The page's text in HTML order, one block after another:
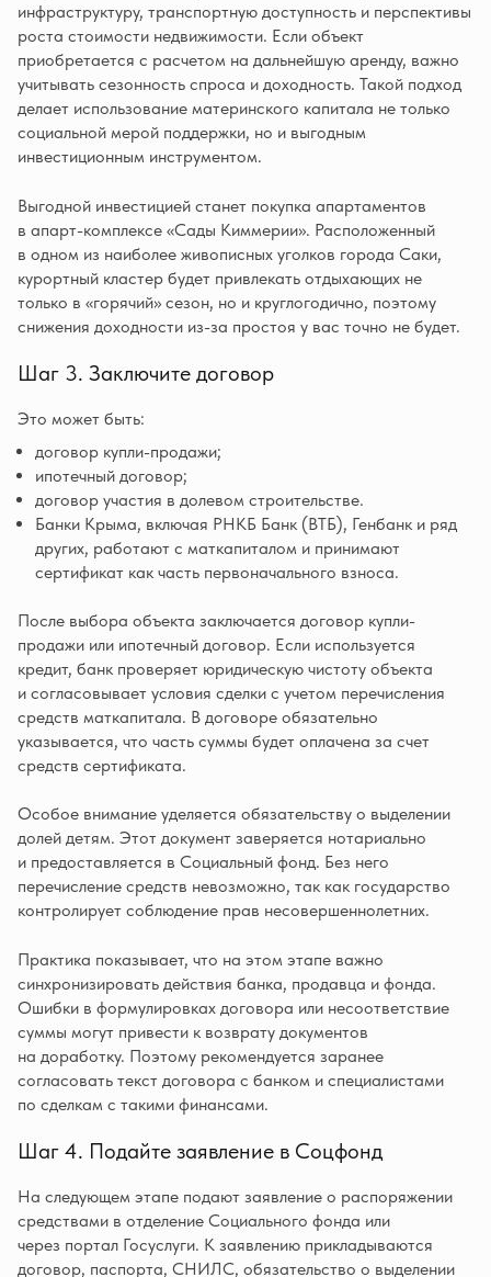
инфраструктуру, транспортную доступность и перспективы
роста стоимости недвижимости. Если объект
приобретается с расчетом на дальнейшую аренду, важно
учитывать сезонность спроса и доходность. Такой подход
делает использование материнского капитала не только
социальной мерой поддержки, но и выгодным
инвестиционным инструментом.
Выгодной инвестицией станет покупка апартаментов
в апарт-комплексе «Сады Киммерии». Расположенный
в одном из наиболее живописных уголков города Саки,
курортный кластер будет привлекать отдыхающих не
только в «горячий» сезон, но и круглогодично, поэтому
снижения доходности из-за простоя у вас точно не будет.
Шаг 3. Заключите договор
Это может быть:
договор купли-продажи;
ипотечный договор;
договор участия в долевом строительстве.
Банки Крыма, включая РНКБ Банк (ВТБ), Генбанк и ряд
других, работают с маткапиталом и принимают
сертификат как часть первоначального взноса.
После выбора объекта заключается договор купли-
продажи или ипотечный договор. Если используется
кредит, банк проверяет юридическую чистоту объекта
и согласовывает условия сделки с учетом перечисления
средств маткапитала. В договоре обязательно
указывается, что часть суммы будет оплачена за счет
средств сертификата.
Особое внимание уделяется обязательству о выделении
долей детям. Этот документ заверяется нотариально
и предоставляется в Социальный фонд. Без него
перечисление средств невозможно, так как государство
контролирует соблюдение прав несовершеннолетних.
Практика показывает, что на этом этапе важно
синхронизировать действия банка, продавца и фонда.
Ошибки в формулировках договора или несоответствие
суммы могут привести к возврату документов
на доработку. Поэтому рекомендуется заранее
согласовать текст договора с банком и специалистами
по сделкам с такими финансами.
Шаг 4. Подайте заявление в Соцфонд
На следующем этапе подают заявление о распоряжении
средствами в отделение Социального фонда или
через портал Госуслуги. К заявлению прикладываются
договор, паспорта, СНИЛС, обязательство о выделении